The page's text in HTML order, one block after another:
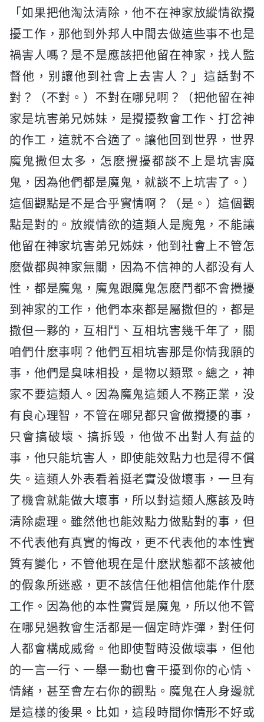
「如果把他淘汰清除，他不在神家放縱情欲攪
擾工作，那他到外邦人中間去做這些事不也是
禍害人嗎？是不是應該把他留在神家，找人監
督他，别讓他到社會上去害人？」這話對不
對？（不對。）不對在哪兒啊？（把他留在神
家是坑害弟兄姊妹，是攪擾教會工作、打岔神
的作工，這就不合適了。讓他回到世界，世界
魔鬼撒但太多，怎麽攪擾都談不上是坑害魔
鬼，因為他們都是魔鬼，就談不上坑害了。）
這個觀點是不是合乎實情啊？（是。）這個觀
點是對的。放縱情欲的這類人是魔鬼，不能讓
他留在神家坑害弟兄姊妹，他到社會上不管怎
麽做都與神家無關，因為不信神的人都没有人
性，都是魔鬼，魔鬼跟魔鬼怎麽鬥都不會攪擾
到神家的工作，他們本來都是屬撒但的，都是
撒但一夥的，互相鬥、互相坑害幾千年了，關
咱們什麽事啊？他們互相坑害那是你情我願的
事，他們是臭味相投，是物以類聚。總之，神
家不要這類人。因為魔鬼這類人不務正業，没
有良心理智，不管在哪兒都只會做攪擾的事，
只會搞破壞、搞拆毁，他做不出對人有益的
事，他只能坑害人，即使能效點力也是得不償
失。這類人外表看着挺老實没做壞事，一旦有
了機會就能做大壞事，所以對這類人應該及時
清除處理。雖然他也能效點力做點對的事，但
不代表他有真實的悔改，更不代表他的本性實
質有變化，不管他現在是什麽狀態都不該被他
的假象所迷惑，更不該信任他相信他能作什麽
工作。因為他的本性實質是魔鬼，所以他不管
在哪兒過教會生活都是一個定時炸彈，對任何
人都會構成威脅。他即使暫時没做壞事，但他
的一言一行、一舉一動也會干擾到你的心情、
情緒，甚至會左右你的觀點。魔鬼在人身邊就
是這樣的後果。比如，這段時間你情形不好或